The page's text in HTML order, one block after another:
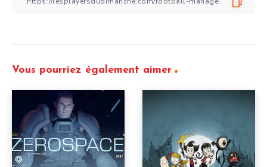
Vous pourriez également aimer